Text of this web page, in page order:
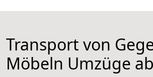
Transport von
Möbeln Umzüge